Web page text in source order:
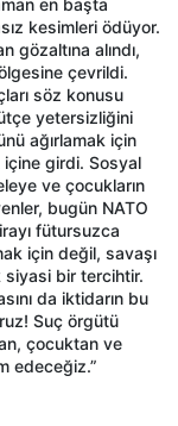
en başta
kesimleri ödüyor.
alındı,
çevrildi.
söz konusu
yetersizliğini
ağırlamak için
içine girdi. Sosyal
ve çocukların
bugün NATO
fütursuzca
için değil, savaşı
bir tercihtir.
da iktidarın bu
Suç örgütü
çocuktan ve
edeceğiz.”